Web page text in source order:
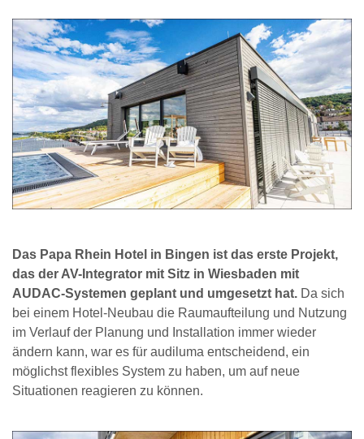
Das Papa Rhein Hotel in Bingen ist das erste Projekt,
das der AV-Integrator mit Sitz in Wiesbaden mit
AUDAC-Systemen geplant und umgesetzt hat. Da sich
bei einem Hotel-Neubau die Raumaufteilung und Nutzung
im Verlauf der Planung und Installation immer wieder
ändern kann, war es für audiluma entscheidend, ein
möglichst flexibles System zu haben, um auf neue
Situationen reagieren zu können.